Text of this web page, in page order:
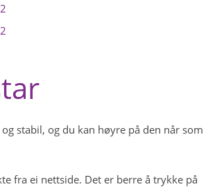
stabil, og du kan høyre på den når som
fra ei nettside. Det er berre å trykke på